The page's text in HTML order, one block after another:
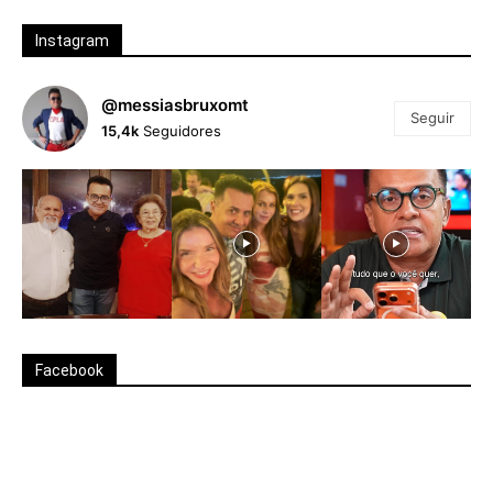
Instagram
@messiasbruxomt
15,4k Seguidores
Seguir
Facebook